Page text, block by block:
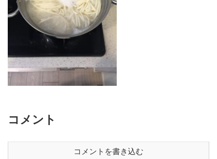
コメント
コメントを書き込む